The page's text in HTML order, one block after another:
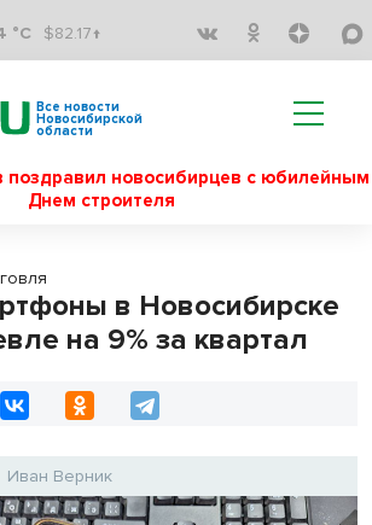
°C $82.17↑
Все новости
Новосибирской
области
поздравил новосибирцев с юбилейным
Днем строителя
в Новосибирске
на 9% за квартал
Иван Верник